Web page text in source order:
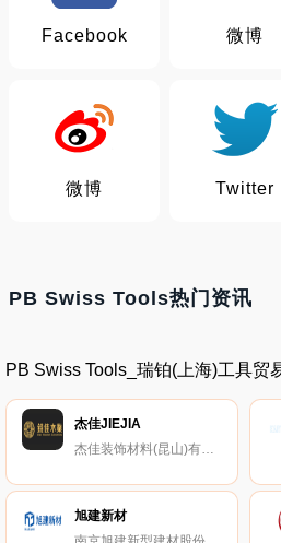
Facebook 微博
微博 Twitter
PB Swiss Tools热门资讯
PB Swiss Tools_瑞铂(上海)工具贸
杰佳JIEJIA
杰佳装饰材料(昆山)有限公司
旭建新材